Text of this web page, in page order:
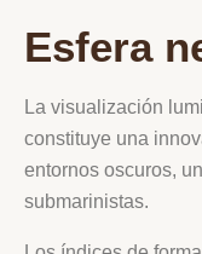
Esfera
La visualización
constituye una
entornos oscuros,
submarinistas.